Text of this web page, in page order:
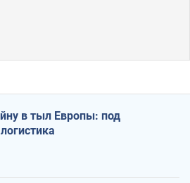
в тыл Европы: под